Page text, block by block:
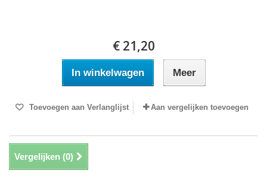
€ 21,20
In winkelwagen Meer
Toevoegen aan Verlanglijst Aan vergelijken toevoegen
Vergelijken (0)